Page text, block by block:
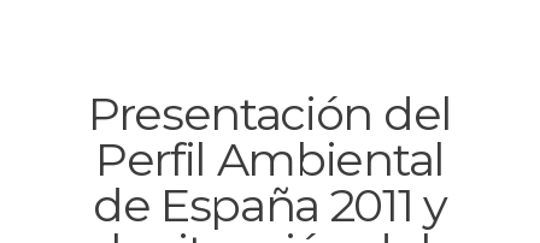
Presentación del
Perfil Ambiental
de España 2011 y